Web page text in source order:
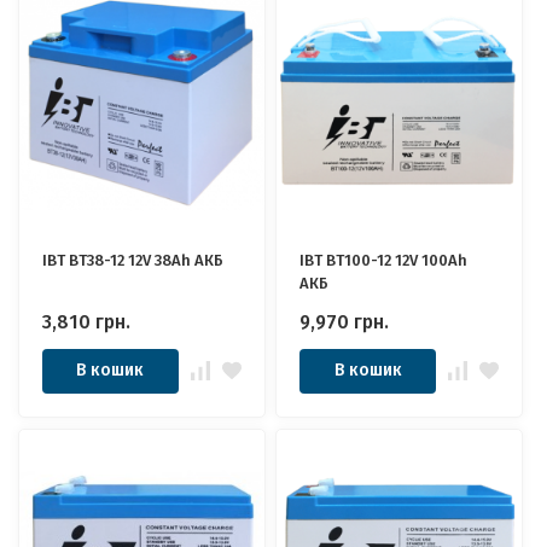
IBT BT38-12 12V 38Ah АКБ
3,810 грн.
В кошик
IBT BT100-12 12V 100Ah
АКБ
9,970 грн.
В кошик